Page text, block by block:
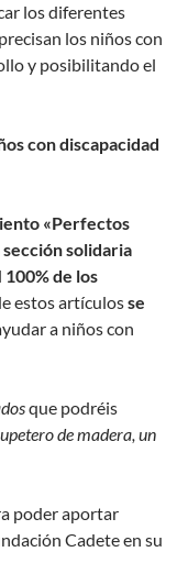
los diferentes
los niños con
y posibilitando el
con discapacidad
«Perfectos
sección solidaria
100% de los
estos artículosse
a niños con
que podréis
de madera, un
poder aportar
Cadete en su